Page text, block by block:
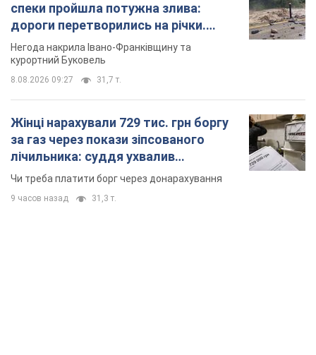
спеки пройшла потужна злива:
дороги перетворились на річки.
Відео
Негода накрила Івано-Франківщину та
курортний Буковель
8.08.2026 09:27 31,7 т.
Жінці нарахували 729 тис. грн боргу
за газ через покази зіпсованого
лічильника: суддя ухвалив
неочікуване рішення
Чи треба платити борг через донарахування
9 часов назад 31,3 т.